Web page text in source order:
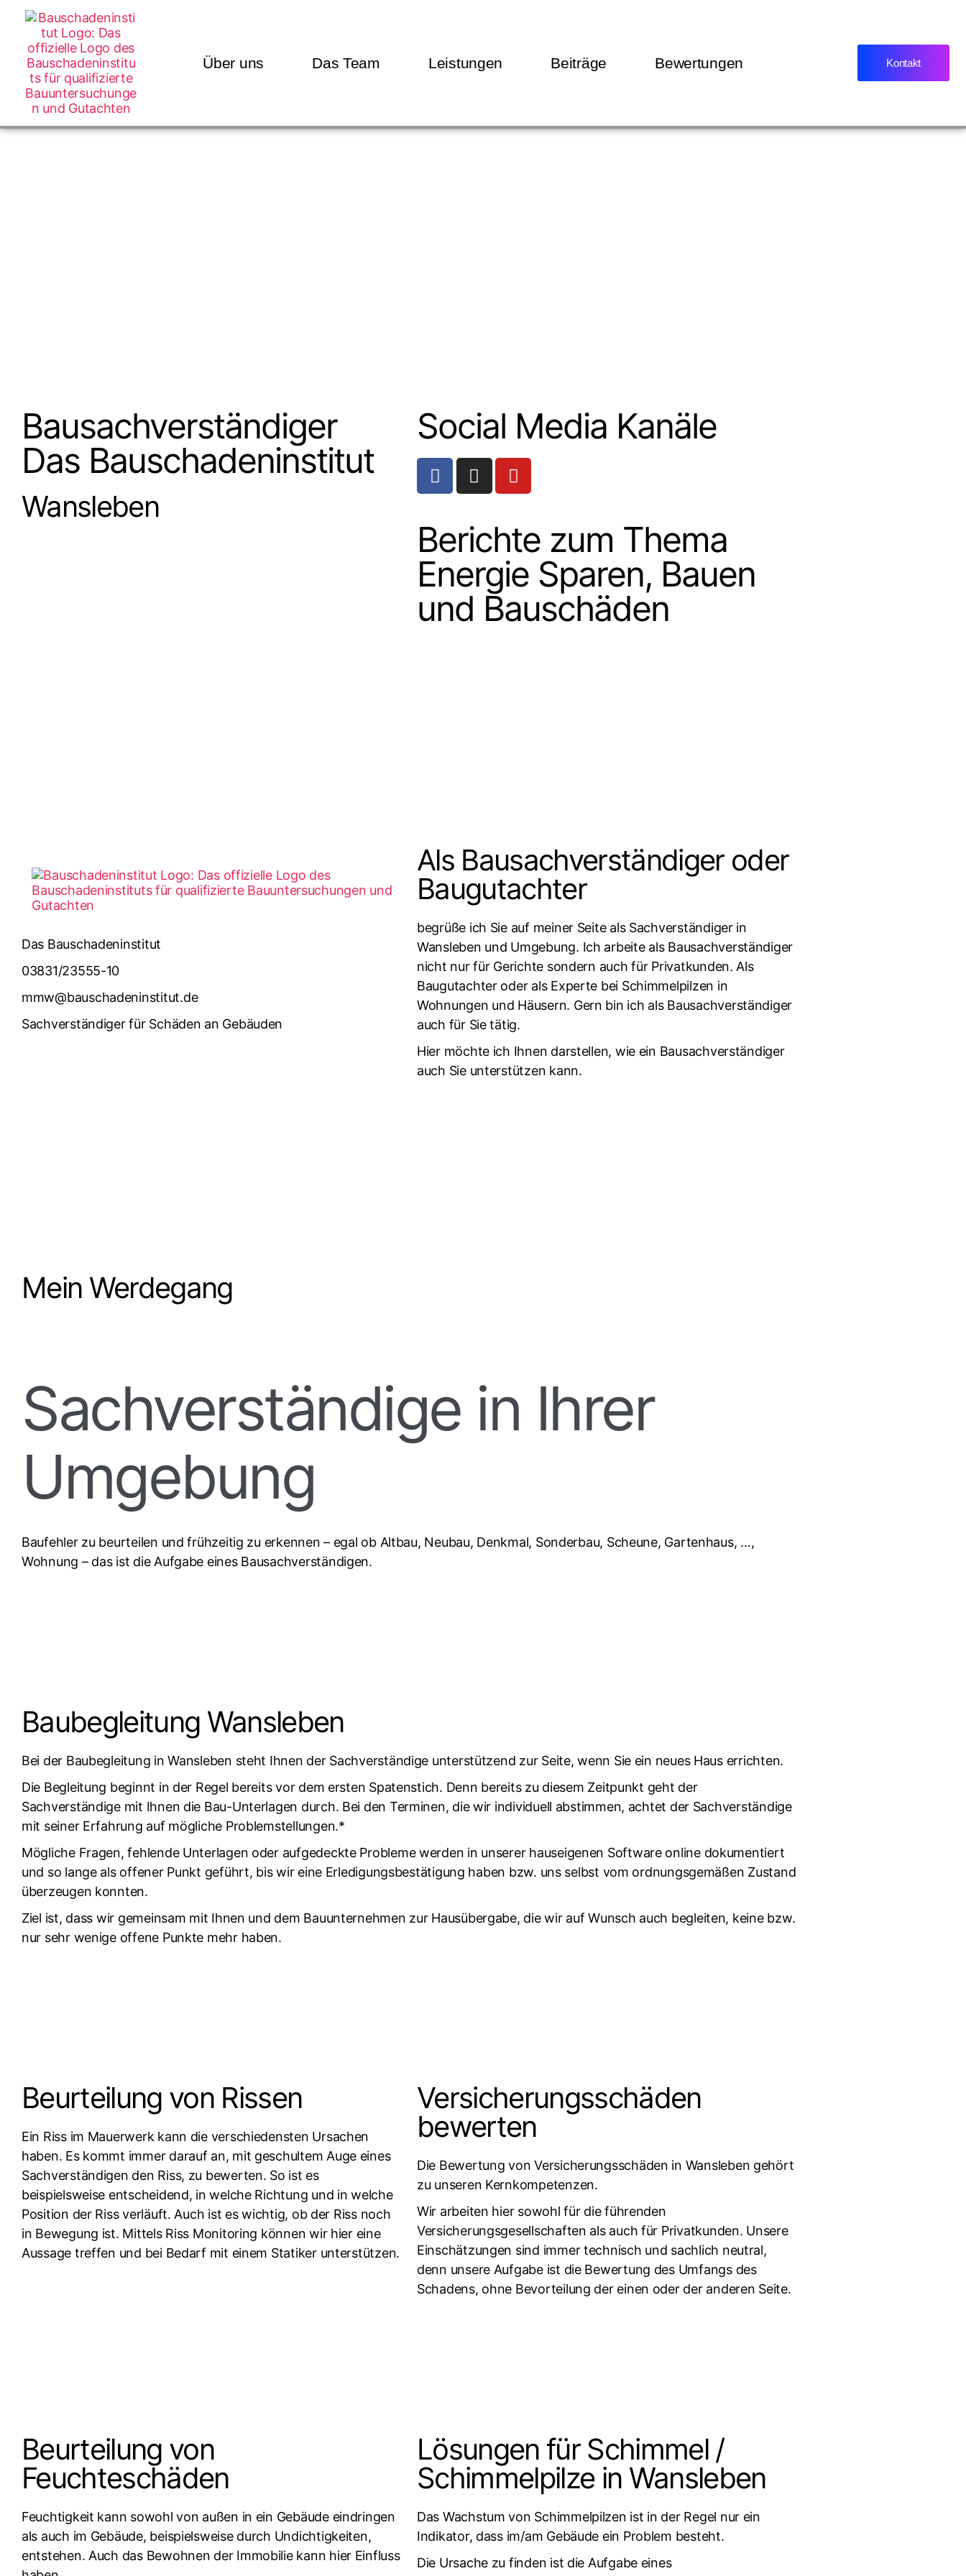
Über uns Das Team Leistungen Beiträge Bewertungen Kontakt
Bausachverständiger
Das Bauschadeninstitut
Wansleben
Social Media Kanäle
Berichte zum Thema
Energie Sparen, Bauen
und Bauschäden
Das Bauschadeninstitut
03831/23555-10
mmw@bauschadeninstitut.de
Sachverständiger für Schäden an Gebäuden
Als Bausachverständiger oder
Baugutachter
begrüße ich Sie auf meiner Seite als Sachverständiger in
Wansleben und Umgebung. Ich arbeite als Bausachverständiger
nicht nur für Gerichte sondern auch für Privatkunden. Als
Baugutachter oder als Experte bei Schimmelpilzen in
Wohnungen und Häusern. Gern bin ich als Bausachverständiger
auch für Sie tätig.
Hier möchte ich Ihnen darstellen, wie ein Bausachverständiger
auch Sie unterstützen kann.
Mein Werdegang
Sachverständige in Ihrer
Umgebung
Baufehler zu beurteilen und frühzeitig zu erkennen – egal ob Altbau, Neubau, Denkmal, Sonderbau, Scheune, Gartenhaus, …,
Wohnung – das ist die Aufgabe eines Bausachverständigen.
Baubegleitung Wansleben
Bei der Baubegleitung in Wansleben steht Ihnen der Sachverständige unterstützend zur Seite, wenn Sie ein neues Haus errichten.
Die Begleitung beginnt in der Regel bereits vor dem ersten Spatenstich. Denn bereits zu diesem Zeitpunkt geht der
Sachverständige mit Ihnen die Bau-Unterlagen durch. Bei den Terminen, die wir individuell abstimmen, achtet der Sachverständige
mit seiner Erfahrung auf mögliche Problemstellungen.*
Mögliche Fragen, fehlende Unterlagen oder aufgedeckte Probleme werden in unserer hauseigenen Software online dokumentiert
und so lange als offener Punkt geführt, bis wir eine Erledigungsbestätigung haben bzw. uns selbst vom ordnungsgemäßen Zustand
überzeugen konnten.
Ziel ist, dass wir gemeinsam mit Ihnen und dem Bauunternehmen zur Hausübergabe, die wir auf Wunsch auch begleiten, keine bzw.
nur sehr wenige offene Punkte mehr haben.
Beurteilung von Rissen
Ein Riss im Mauerwerk kann die verschiedensten Ursachen
haben. Es kommt immer darauf an, mit geschultem Auge eines
Sachverständigen den Riss, zu bewerten. So ist es
beispielsweise entscheidend, in welche Richtung und in welche
Position der Riss verläuft. Auch ist es wichtig, ob der Riss noch
in Bewegung ist. Mittels Riss Monitoring können wir hier eine
Aussage treffen und bei Bedarf mit einem Statiker unterstützen.
Versicherungsschäden
bewerten
Die Bewertung von Versicherungsschäden in Wansleben gehört
zu unseren Kernkompetenzen.
Wir arbeiten hier sowohl für die führenden
Versicherungsgesellschaften als auch für Privatkunden. Unsere
Einschätzungen sind immer technisch und sachlich neutral,
denn unsere Aufgabe ist die Bewertung des Umfangs des
Schadens, ohne Bevorteilung der einen oder der anderen Seite.
Beurteilung von
Feuchteschäden
Feuchtigkeit kann sowohl von außen in ein Gebäude eindringen
als auch im Gebäude, beispielsweise durch Undichtigkeiten,
entstehen. Auch das Bewohnen der Immobilie kann hier Einfluss
Lösungen für Schimmel /
Schimmelpilze in Wansleben
Das Wachstum von Schimmelpilzen ist in der Regel nur ein
Indikator, dass im/am Gebäude ein Problem besteht.
Die Ursache zu finden ist die Aufgabe eines